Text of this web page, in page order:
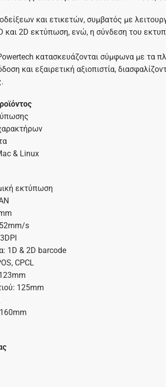
και ετικετών, συμβατός με
και 2D εκτύπωση, ενώ, η σύνδεση του
κατασκευάζονται σύμφωνα με τα
και εξαιρετική αξιοπιστία,
& Linux
εκτύπωση
s
1D & 2D barcode
CPCL
125mm